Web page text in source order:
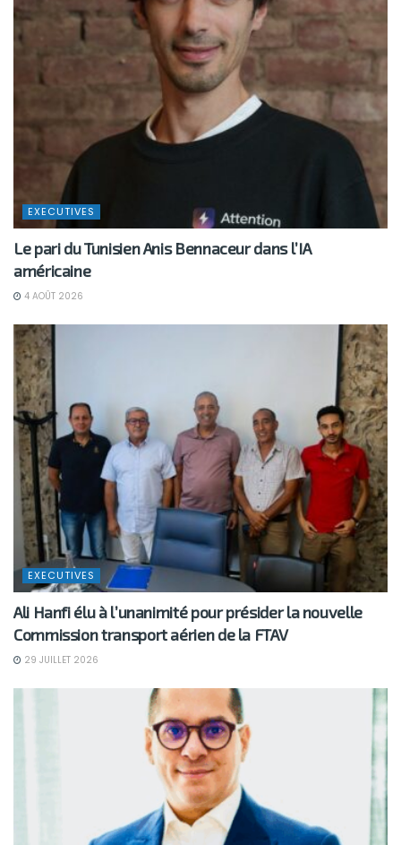
EXECUTIVES
Le pari du Tunisien Anis Bennaceur dans l’IA
américaine
4 AOÛT 2026
EXECUTIVES
Ali Hanfi élu à l’unanimité pour présider la nouvelle
Commission transport aérien de la FTAV
29 JUILLET 2026